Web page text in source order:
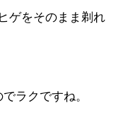
ゲをそのまま剃れ
ラクですね。